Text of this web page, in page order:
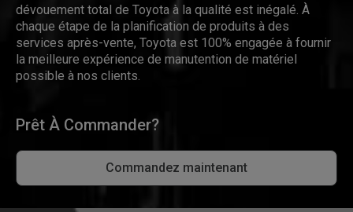
dévouement total de Toyota à la qualité est inégalé. À
chaque étape de la planification de produits à des
services après-vente, Toyota est 100% engagée à fournir
la meilleure expérience de manutention de matériel
possible à nos clients.
Prêt À Commander?
Commandez maintenant